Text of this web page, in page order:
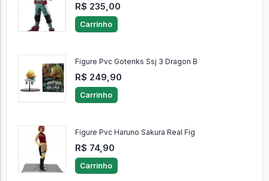
R$ 235,00
Carrinho
Figure Pvc Gotenks Ssj 3 Dragon B
R$ 249,90
Carrinho
Figure Pvc Haruno Sakura Real Fig
R$ 74,90
Carrinho